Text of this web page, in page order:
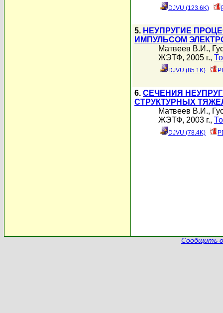
DJVU (123.6K)
5. НЕУПРУГИЕ
ИМПУЛЬСОМ
Матвеев В.И.,
ЖЭТФ, 2005 г.,
DJVU (85.1K)
6. СЕЧЕНИЯ
СТРУКТУРНЫХ
Матвеев В.И.,
ЖЭТФ, 2003 г.,
DJVU (78.4K)
Сообщить о